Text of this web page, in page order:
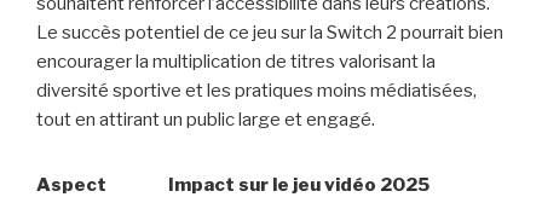
Le succès potentiel de ce jeu sur la Switch 2 pourrait bien
encourager la multiplication de titres valorisant la
diversité sportive et les pratiques moins médiatisées,
tout en attirant un public large et engagé.
Aspect Impact sur le jeu vidéo 2025